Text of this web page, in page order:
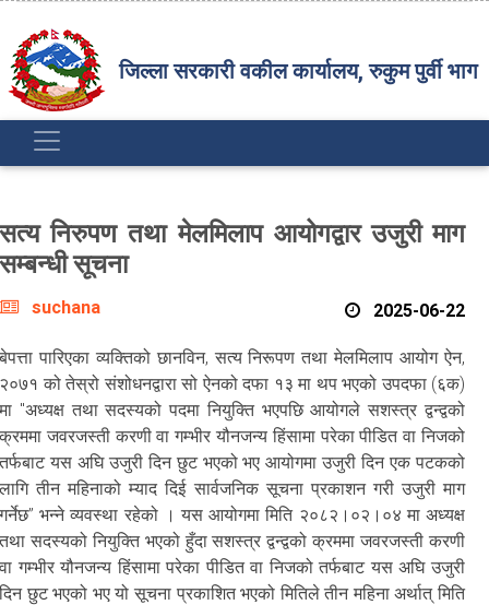
जिल्ला सरकारी वकील कार्यालय, रुकुम पुर्वी भाग
सत्य निरुपण तथा मेलमिलाप आयोगद्वार उजुरी माग
सम्बन्धी सूचना
suchana 2025-06-22
बेपत्ता पारिएका व्यक्तिको छानविन, सत्य निरूपण तथा मेलमिलाप आयोग ऐन,
२०७१ को तेस्रो संशोधनद्वारा सो ऐनको दफा १३ मा थप भएको उपदफा (६क)
मा "अध्यक्ष तथा सदस्यको पदमा नियुक्ति भएपछि आयोगले सशस्त्र द्वन्द्वको
क्रममा जवरजस्ती करणी वा गम्भीर यौनजन्य हिंसामा परेका पीडित वा निजको
तर्फबाट यस अघि उजुरी दिन छुट भएको भए आयोगमा उजुरी दिन एक पटकको
लागि तीन महिनाको म्याद दिई सार्वजनिक सूचना प्रकाशन गरी उजुरी माग
गर्नेछ” भन्ने व्यवस्था रहेको । यस आयोगमा मिति २०८२।०२।०४ मा अध्यक्ष
तथा सदस्यको नियुक्ति भएको हुँदा सशस्त्र द्वन्द्वको क्रममा जवरजस्ती करणी
वा गम्भीर यौनजन्य हिंसामा परेका पीडित वा निजको तर्फबाट यस अघि उजुरी
दिन छुट भएको भए यो सूचना प्रकाशित भएको मितिले तीन महिना अर्थात् मिति